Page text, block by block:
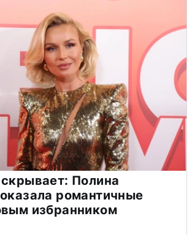
Полина
романтичные
избранником